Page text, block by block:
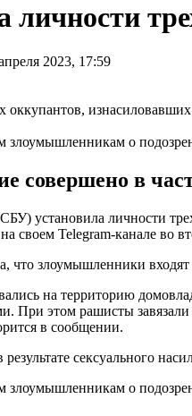
личности
2023, 17:59
злоумышленникам о
совершено в
установила личности
своем Telegram-канале во
что злоумышленники
на территорию
При этом рашисты
в сообщении.
сексуального
о